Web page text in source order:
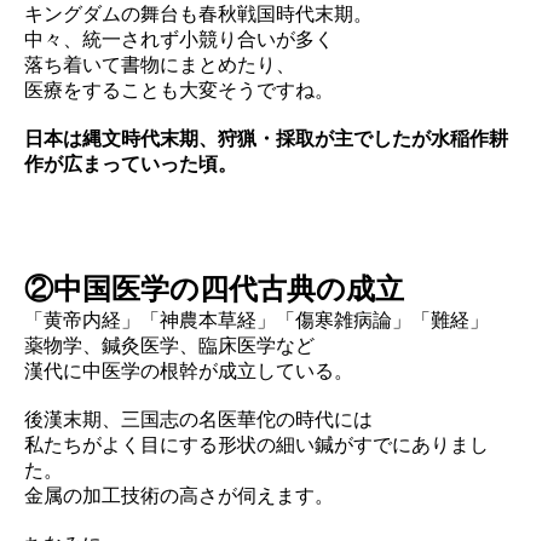
キングダムの舞台も春秋戦国時代​末期。
中々、統一されず小競り合いが多く
落ち着いて書物にまとめたり、
医療をすることも大変そうですね。
日本は縄文時代末期、狩猟・採取が主でしたが水稲作耕
作が広まっていった頃。
②中国医学の四代古典の成立
「黄帝内経」「神農本草経」「傷寒雑病論」「難経」
薬物学、鍼灸医学、臨床医学など
漢代に中医学の根幹が成立している。
後漢末期、三国志の名医華佗の時代には
私たちがよく目にする形状の細い鍼がすでにありまし
た。
金属の加工技術の高さが伺えます。